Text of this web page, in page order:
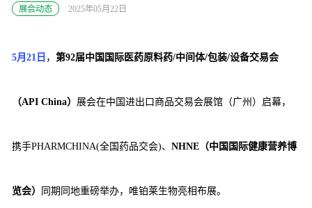
公司动态
健康食品
生物制药
高通量骐骥平台
展会动态 2025年05月22日
5月21日 ，第92届中国国际医药原料药/中间体/包装/设备交易会
（API China） 展会在中国进出口商品交易会展馆（广州）启幕，
携手PHARMCHINA(全国药品交会)、NHNE（中国国际健康营养博
览会） 同期同地重磅举办，唯铂莱生物亮相布展。